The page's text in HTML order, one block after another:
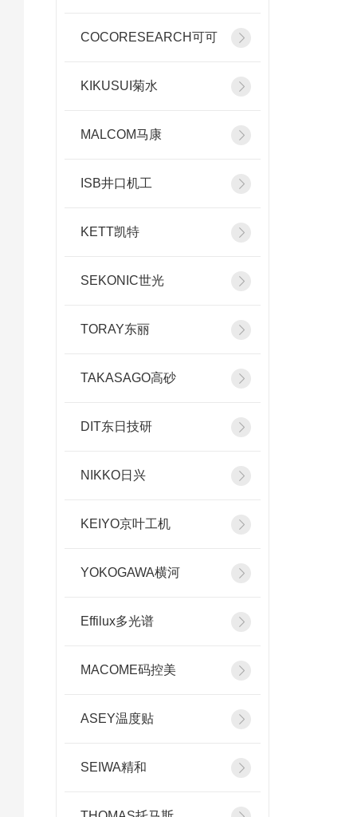
COCORESEARCH可可
KIKUSUI菊水
MALCOM马康
ISB井口机工
KETT凯特
SEKONIC世光
TORAY东丽
TAKASAGO高砂
DIT东日技研
NIKKO日兴
KEIYO京叶工机
YOKOGAWA横河
Effilux多光谱
MACOME码控美
ASEY温度贴
SEIWA精和